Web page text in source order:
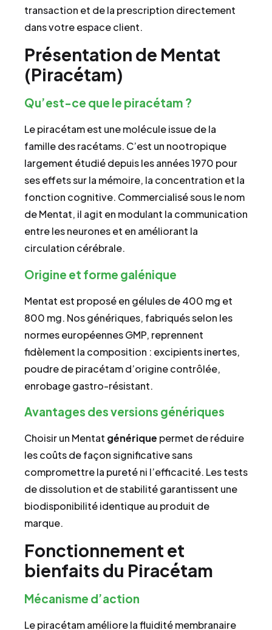
transaction et de la prescription directement
dans votre espace client.
Présentation de Mentat
(Piracétam)
Qu’est-ce que le piracétam ?
Le piracétam est une molécule issue de la
famille des racétams. C’est un nootropique
largement étudié depuis les années 1970 pour
ses effets sur la mémoire, la concentration et la
fonction cognitive. Commercialisé sous le nom
de Mentat, il agit en modulant la communication
entre les neurones et en améliorant la
circulation cérébrale.
Origine et forme galénique
Mentat est proposé en gélules de 400 mg et
800 mg. Nos génériques, fabriqués selon les
normes européennes GMP, reprennent
fidèlement la composition : excipients inertes,
poudre de piracétam d’origine contrôlée,
enrobage gastro-résistant.
Avantages des versions génériques
Choisir un Mentat générique permet de réduire
les coûts de façon significative sans
compromettre la pureté ni l’efficacité. Les tests
de dissolution et de stabilité garantissent une
biodisponibilité identique au produit de
marque.
Fonctionnement et
bienfaits du Piracétam
Mécanisme d’action
Le piracétam améliore la fluidité membranaire